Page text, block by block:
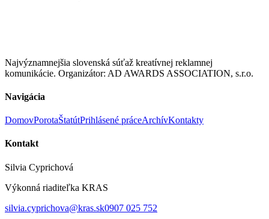
Najvýznamnejšia slovenská súťaž kreatívnej reklamnej
komunikácie. Organizátor: AD AWARDS ASSOCIATION, s.r.o.
Navigácia
DomovPorotaŠtatútPrihlásené práceArchívKontakty
Kontakt
Silvia Cyprichová
Výkonná riaditeľka KRAS
silvia.cyprichova@kras.sk0907 025 752